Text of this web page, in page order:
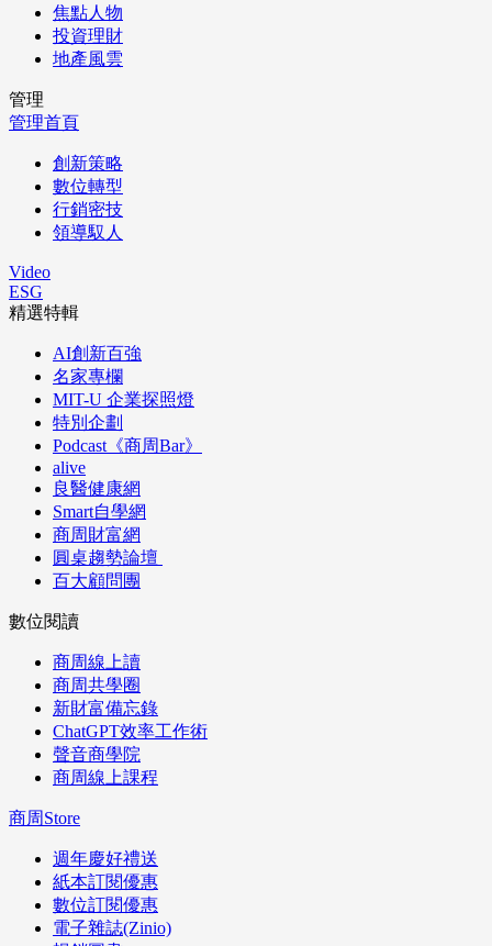
焦點人物
投資理財
地產風雲
管理
管理首頁
創新策略
數位轉型
行銷密技
領導馭人
Video
ESG
精選特輯
AI創新百強
名家專欄
MIT-U 企業探照燈
特別企劃
Podcast《商周Bar》
alive
良醫健康網
Smart自學網
商周財富網
圓桌趨勢論壇
百大顧問團
數位閱讀
商周線上讀
商周共學圈
新財富備忘錄
ChatGPT效率工作術
聲音商學院
商周線上課程
商周Store
週年慶好禮送
紙本訂閱優惠
數位訂閱優惠
電子雜誌(Zinio)